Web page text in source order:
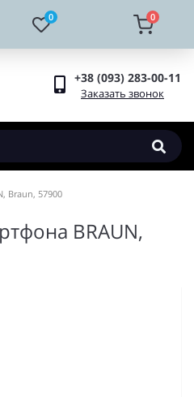
0 0
+38 (093) 283-00-11
Заказать звонок
Braun, 57900
BRAUN,